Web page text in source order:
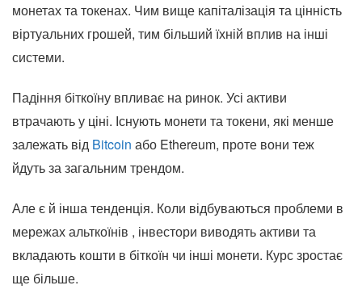
монетах та токенах. Чим вище капіталізація та цінність
віртуальних грошей, тим більший їхній вплив на інші
системи.
Падіння біткоїну впливає на ринок. Усі активи
втрачають у ціні. Існують монети та токени, які менше
залежать від Bitcoin або Ethereum, проте вони теж
йдуть за загальним трендом.
Але є й інша тенденція. Коли відбуваються проблеми в
мережах альткоїнів , інвестори виводять активи та
вкладають кошти в біткоїн чи інші монети. Курс зростає
ще більше.